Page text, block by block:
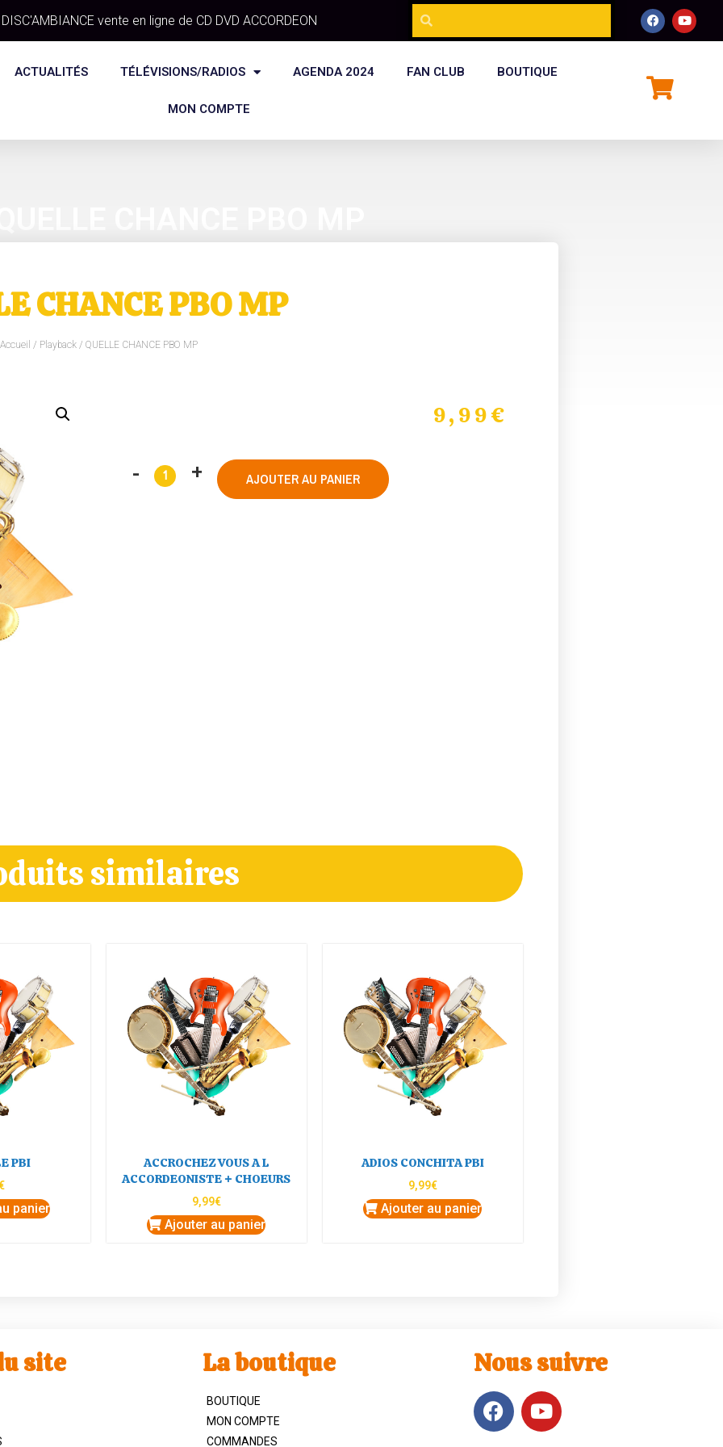
DISC'AMBIANCE vente en ligne de CD DVD ACCORDEON
ACTUALITÉS TÉLÉVISIONS/RADIOS AGENDA 2024 FAN CLUB BOUTIQUE
MON COMPTE
CHANCE PBO MP
Accueil / Playback/ QUELLE CHANCE PBO MP
9,99€
AJOUTER AU PANIER
similaires
PBI
panier
ACCROCHEZ VOUS A L
ACCORDEONISTE + CHOEURS
9,99€
Ajouter au panier
ADIOS CONCHITA PBI
9,99€
Ajouter au panier
site La boutique
BOUTIQUE
MON COMPTE
COMMANDES
Nous suivre